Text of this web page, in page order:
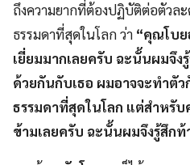
ถึงความยากที่ต้องปฏิบัติต่อตัวล
ธรรมดาที่สุดในโลก ว่า “คุณโบย
เยี่ยมมากเลยครับ ฉะนั้นผมจึง
ด้วยกันกับเธอ ผมอาจจะทำตั
ธรรมดาที่สุดในโลก แต่สำหรั
ข้ามเลยครับ ฉะนั้นผมจึงรู้สึก